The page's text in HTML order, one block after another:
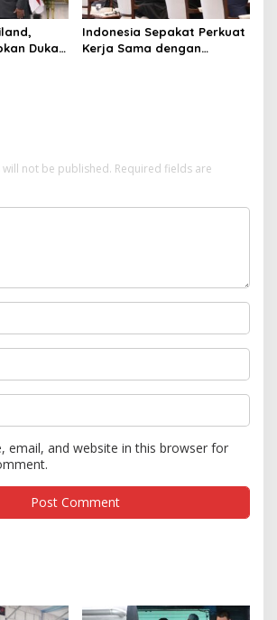
Duka
Indonesia Sepakat Perkuat
Kerja Sama dengan
not be published. Required fields are
email, and website in this browser for